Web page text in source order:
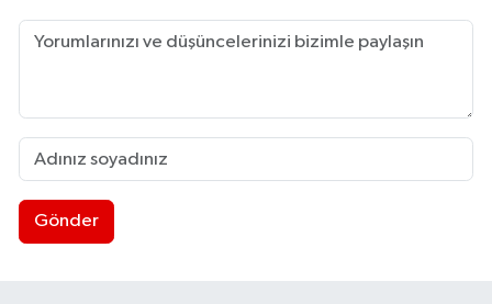
Gönder